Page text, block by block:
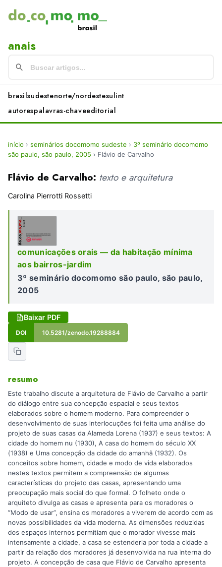
anais
brasilsudestenorte/nordestesulint
autorespalavras-chaveeditorial
início › seminários docomomo sudeste › 3º seminário docomomo
são paulo, são paulo, 2005 › Flávio de Carvalho
Flávio de Carvalho: texto e arquitetura
Carolina Pierrotti Rossetti
comunicações orais — da habitação mínima
aos bairros-jardim
3º seminário docomomo são paulo, são paulo,
2005
Baixar PDF
DOI 10.5281/zenodo.19288884
resumo
Este trabalho discute a arquitetura de Flávio de Carvalho a partir
do diálogo entre sua concepção espacial e seus textos
elaborados sobre o homem moderno. Para compreender o
desenvolvimento de suas interlocuções foi feita uma análise do
projeto de suas casas da Alameda Lorena (1937) e seus textos: A
cidade do homem nu (1930), A casa do homem do século XX
(1938) e Uma concepção da cidade do amanhã (1932). Os
conceitos sobre homem, cidade e modo de vida elaborados
nestes textos permitem a compreensão de algumas
características do projeto das casas, apresentando uma
preocupação mais social do que formal. O folheto onde o
arquiteto divulga as casas e apresenta para os moradores o
“Modo de usar”, ensina os moradores a viverem de acordo com as
novas possibilidades da vida moderna. As dimensões reduzidas
dos espaços internos permitiam que o morador vivesse mais
intensamente a cidade, a casa se estenderia por toda a cidade a
partir da relação dos moradores já desenvolvida na rua interna do
projeto. A concepção de casa que Flávio de Carvalho apresenta